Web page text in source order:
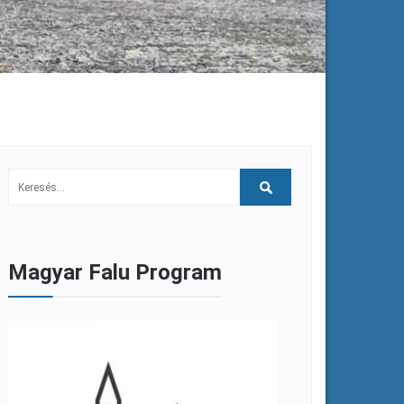
Magyar Falu Program